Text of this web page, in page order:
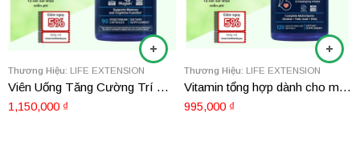
Thương Hiệu: LIFE EXTENSION
Viên Uống Tăng Cường Trí Nhớ Life Extension Neuro-Mag Magnesium L-Threonate 90 viên
1,150,000 ₫
Thương Hiệu: LIFE EXTENSION
Vitamin tổng hợp dành cho mẹ bầu Life Extension Prenatal Advantage 120 viên
995,000 ₫